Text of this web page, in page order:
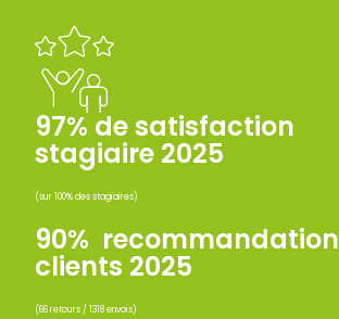
97% de satisfaction
stagiaire 2025
(sur 100% des stagiaires)
90% recommandation
clients 2025
(66 retours / 1318 envois)